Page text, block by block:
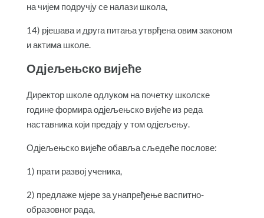
на чијем подручју се налази школа,
14) рјешава и друга питања утврђена овим законом
и актима школе.
Одјељењско вијеће
Директор школе одлуком на почетку школске
године формира одјељењско вијеће из реда
наставника који предају у том одјељењу.
Одјељењско вијеће обавља сљедеће послове:
1) прати развој ученика,
2) предлаже мјере за унапређење васпитно-
образовног рада,